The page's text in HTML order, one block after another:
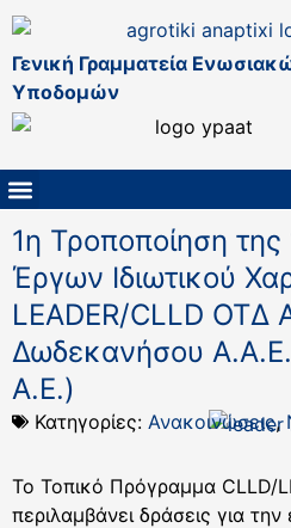
Γενική Γραμματεία
Υποδομών
1η Τροποποίηση
Έργων Ιδιωτικού
LEADER/CLLD ΟΤΔ
Δωδεκανήσου
Α.Ε.)
Κατηγορίες: Ανακοινώσεις,
Το Τοπικό Πρόγραμμα CLLD/
περιλαμβάνει δράσεις για